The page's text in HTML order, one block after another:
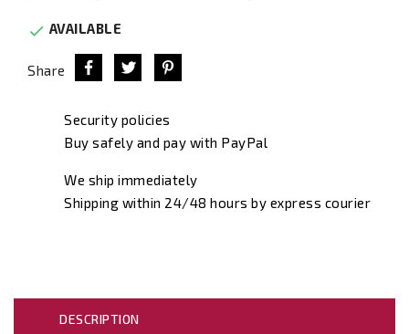
 AVAILABLE
Share
Security policies
Buy safely and pay with PayPal
We ship immediately
Shipping within 24/48 hours by express courier
DESCRIPTION